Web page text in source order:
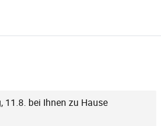
11.8. bei Ihnen zu Hause